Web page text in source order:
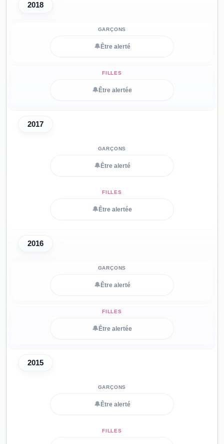
2018
🔔 Être alerté
🔔 Être alertée
2017
🔔 Être alerté
🔔 Être alertée
2016
🔔 Être alerté
🔔 Être alertée
2015
🔔 Être alerté